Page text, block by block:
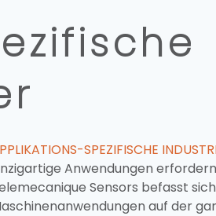
SPEZIFISCHE
Anwendungen
Sensors befasst
auf der